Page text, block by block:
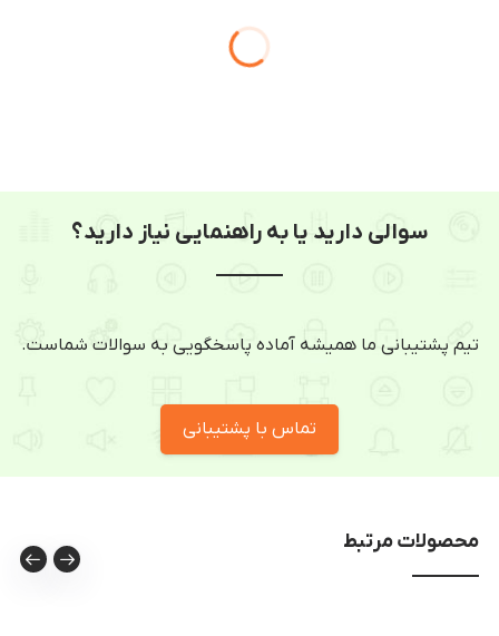
سوالی دارید یا به راهنمایی نیاز دارید؟
تیم پشتیبانی ما همیشه آماده پاسخگویی به سوالات شماست.
تماس با پشتیبانی
محصولات مرتبط